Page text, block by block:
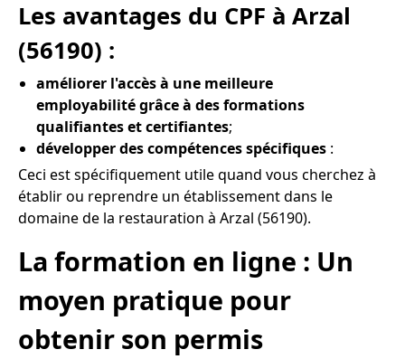
Les avantages du CPF à Arzal
(56190) :
améliorer l'accès à une meilleure
employabilité grâce à des formations
qualifiantes et certifiantes;
développer des compétences spécifiques :
Ceci est spécifiquement utile quand vous cherchez à
établir ou reprendre un établissement dans le
domaine de la restauration à Arzal (56190).
La formation en ligne : Un
moyen pratique pour
obtenir son permis